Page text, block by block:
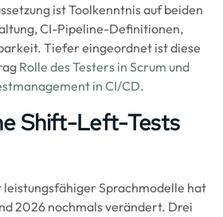
ist Toolkenntnis auf beiden
CI-Pipeline-Definitionen,
Tiefer eingeordnet ist diese
Rolle des Testers in Scrum und
in CI/CD.
Shift-Left-Tests
Sprachmodelle hat
2026 nochmals verändert. Drei